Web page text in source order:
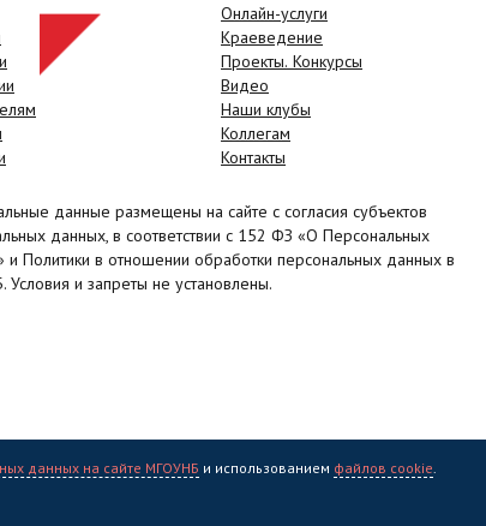
Онлайн-услуги
Краеведение
Проекты. Конкурсы
Видео
Наши клубы
Коллегам
Контакты
данные размещены на сайте с согласия субъектов
данных, в соответствии с 152 ФЗ «О Персональных
и Политики в отношении обработки персональных данных в
и запреты не установлены.
(МГОУНБ) © 2006 - 2026
данных на сайте МГОУНБ и использованием файлов cookie.